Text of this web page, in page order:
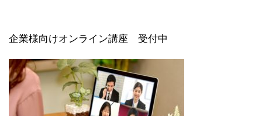
企業様向けオンライン講座 受付中